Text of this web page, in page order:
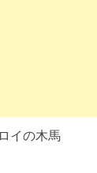
イの木馬